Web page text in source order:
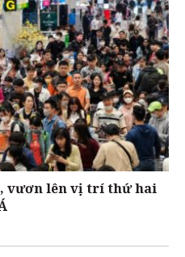
vươn lên vị trí thứ hai